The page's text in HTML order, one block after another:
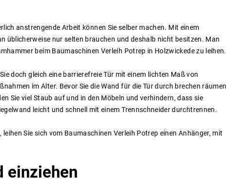
anstrengende Arbeit können Sie selber machen. Mit einem
üblicherweise nur selten brauchen und deshalb nicht besitzen. Man
beim Baumaschinen Verleih Potrep in Holzwickede zu leihen.
doch gleich eine barrierefreie Tür mit einem lichten Maß von
im Alter. Bevor Sie die Wand für die Tür durch brechen räumen
Sie viel Staub auf und in den Möbeln und verhindern, dass sie
leicht und schnell mit einem Trennschneider durchtrennen.
Sie sich vom Baumaschinen Verleih Potrep einen Anhänger, mit
einziehen